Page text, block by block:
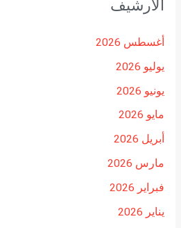
الأرشيف
أغسطس 2026
يوليو 2026
يونيو 2026
مايو 2026
أبريل 2026
مارس 2026
فبراير 2026
يناير 2026